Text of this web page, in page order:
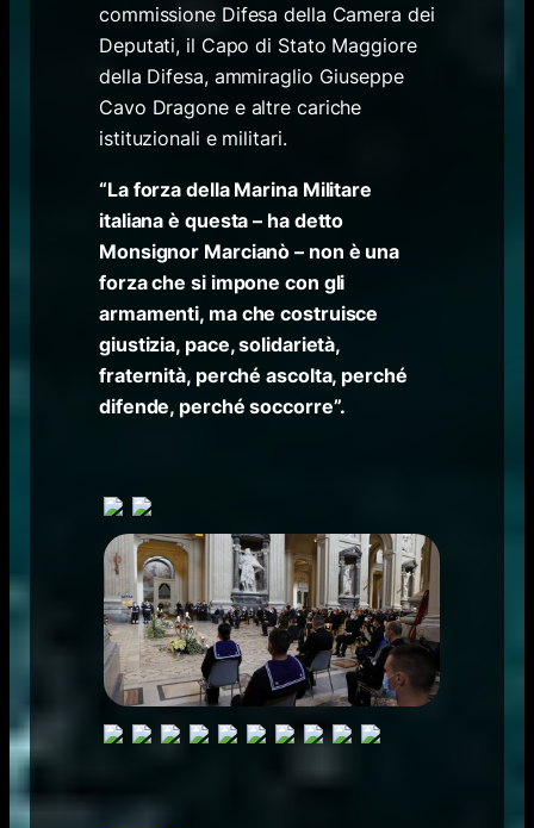
commissione Difesa della Camera dei
Deputati, il Capo di Stato Maggiore
della Difesa, ammiraglio Giuseppe
Cavo Dragone e altre cariche
istituzionali e militari.
“La forza della Marina Militare
italiana è questa – ha detto
Monsignor Marcianò – non è una
forza che si impone con gli
armamenti, ma che costruisce
giustizia, pace, solidarietà,
fraternità, perché ascolta, perché
difende, perché soccorre”.